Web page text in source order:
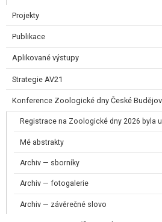
Projekty
Publikace
Aplikované výstupy
Strategie AV21
Konference Zoologické dny České
Registrace na Zoologické dny 2026 byla
Mé abstrakty
Archiv — sborníky
Archiv — fotogalerie
Archiv — závěrečné slovo